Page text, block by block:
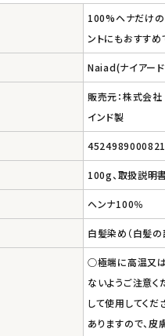
100%ヘナだけの
ントにもおすすめ
Naiad(ナイアー
販売元：株式会
インド製
4524989000821
100g、取扱説明書
ヘンナ100％
白髪染め（白髪の
○極端に高温又は
ないようご注意
して使用してく
ありますので、皮